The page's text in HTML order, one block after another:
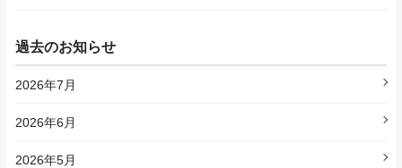
過去のお知らせ
2026年7月
2026年6月
2026年5月